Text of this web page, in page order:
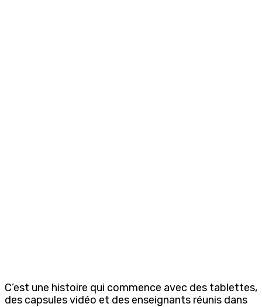
C’est une histoire qui commence avec des tablettes,
des capsules vidéo et des enseignants réunis dans